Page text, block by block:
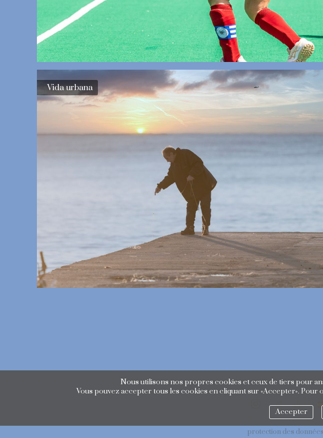
Vida urbana
protection des
Nous utilisons nos propres cookies et ceux de tiers pour
Vous pouvez accepter tous les cookies en cliquant sur «Accepter».
Accepter